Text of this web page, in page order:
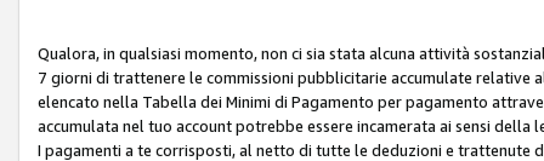
Qualora, in qualsiasi momento, non ci sia stata alcuna attività
7 giorni di trattenere le commissioni pubblicitarie accumulate
elencato nella Tabella dei Minimi di Pagamento per pagamento
accumulata nel tuo account potrebbe essere incamerata ai sensi
I pagamenti a te corrisposti, al netto di tutte le deduzioni e trattenute